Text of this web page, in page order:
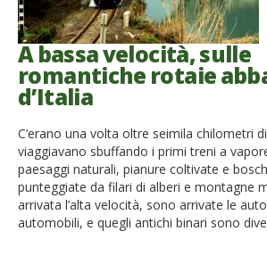
A bassa velocità, sulle
romantiche rotaie
d’Italia
C’erano una volta oltre seimila chilometri
viaggiavano sbuffando i primi treni a
paesaggi naturali, pianure coltivate e
punteggiate da filari di alberi e montagne
arrivata l’alta velocità, sono arrivate le
automobili, e quegli antichi binari sono